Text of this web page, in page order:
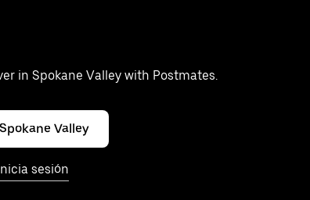
in Spokane Valley with Postmates.
Valley
sesión